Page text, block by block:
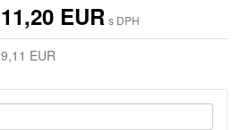
11,20 EUR s DPH
9,11 EUR